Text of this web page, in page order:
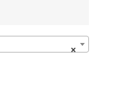
×